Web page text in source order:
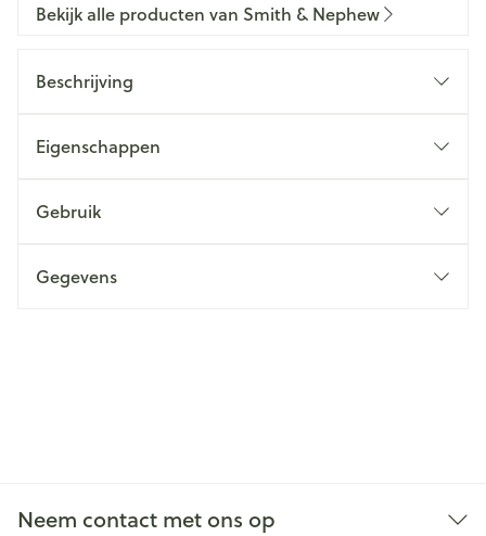
Bekijk alle producten van Smith & Nephew
Beschrijving
Eigenschappen
Gebruik
Gegevens
Neem contact met ons op